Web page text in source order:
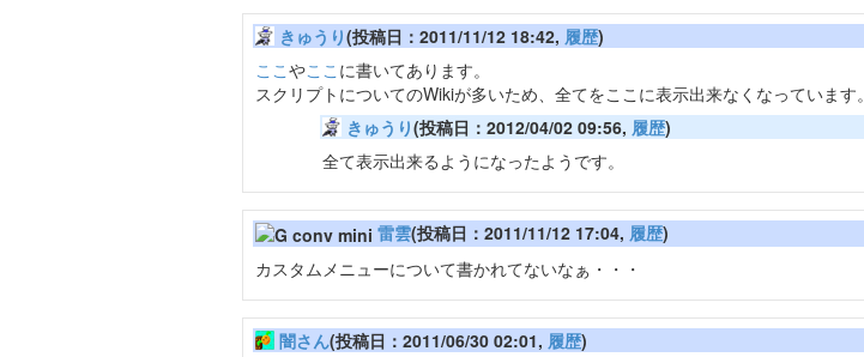
きゅうり(投稿日：2011/11/12 18:42, 履歴)
ここやここ に書いてあります。
スクリプトについてのWikiが多いため、全てをここに表示出来なくなっています。
きゅうり(投稿日：2012/04/02 09:56, 履歴)
全て表示出来るようになったようです。
雷雲(投稿日：2011/11/12 17:04, 履歴)
カスタムメニューについて書かれてないなぁ・・・
闇さん(投稿日：2011/06/30 02:01, 履歴)